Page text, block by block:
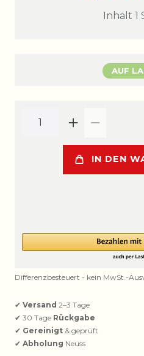
Inhalt 1
AUF
IN DEN
Differenzbesteuert - kein MwSt.-
✔ Versand 2–3 Tage
✔ 30 Tage Rückgabe
✔ Gereinigt & geprüft
✔ Abholung Neuss